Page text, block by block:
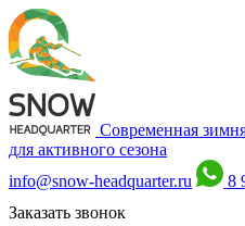
Современная
для активного сезона
info@snow-headquarter.ru
8
Заказать звонок